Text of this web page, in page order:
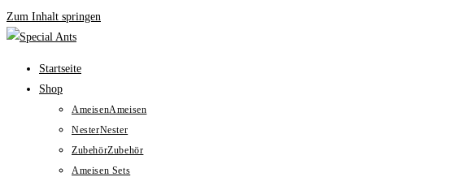
Zum Inhalt springen
Startseite
Shop
AmeisenAmeisen
NesterNester
ZubehörZubehör
Ameisen Sets